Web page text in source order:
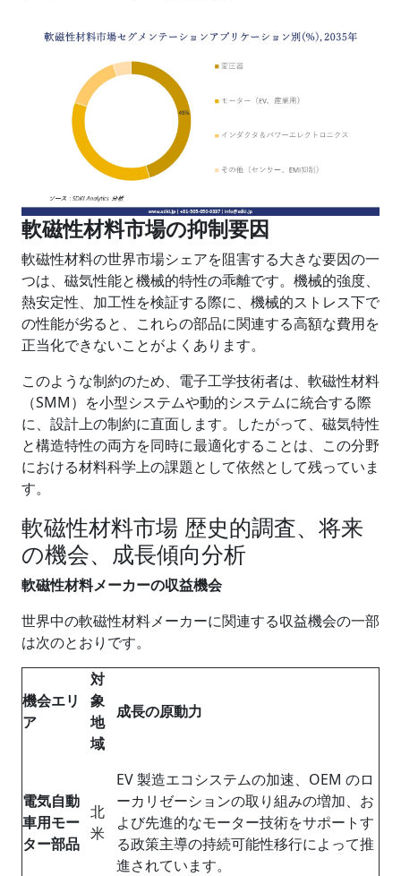
軟磁性材料市場の抑制要因
軟磁性材料の世界市場シェアを阻害する大きな要因の一
つは、磁気性能と機械的特性の乖離です。機械的強度、
熱安定性、加工性を検証する際に、機械的ストレス下で
の性能が劣ると、これらの部品に関連する高額な費用を
正当化できないことがよくあります。
このような制約のため、電子工学技術者は、軟磁性材料
（SMM）を小型システムや動的システムに統合する際
に、設計上の制約に直面します。したがって、磁気特性
と構造特性の両方を同時に最適化することは、この分野
における材料科学上の課題として依然として残っていま
す。
軟磁性材料市場 歴史的調査、将来
の機会、成長傾向分析
軟磁性材料メーカーの収益機会
世界中の軟磁性材料メーカーに関連する収益機会の一部
は次のとおりです。
機会エリ
ア
対
象
地
域
成長の原動力
電気自動
車用モー
ター部品
北
米
EV 製造エコシステムの加速、OEM のロ
ーカリゼーションの取り組みの増加、お
よび先進的なモーター技術をサポートす
る政策主導の持続可能性移行によって推
進されています。